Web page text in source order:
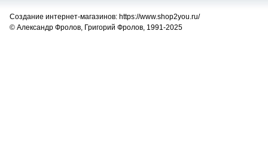
Создание интернет-магазинов: https://www.shop2you.ru/
© Александр Фролов, Григорий Фролов, 1991-2025